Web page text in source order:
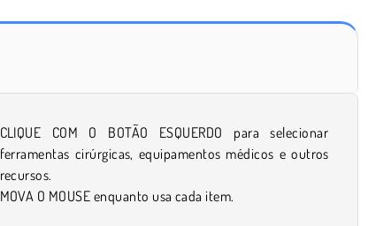
CLIQUE COM O BOTÃO ESQUERDO para selecionar
ferramentas cirúrgicas, equipamentos médicos e outros
recursos.
MOVA O MOUSE enquanto usa cada item.